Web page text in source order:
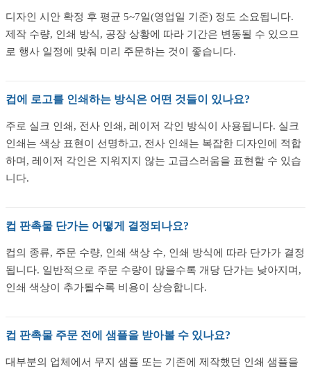
디자인 시안 확정 후 평균 5~7일(영업일 기준) 정도 소요됩니다.
제작 수량, 인쇄 방식, 공장 상황에 따라 기간은 변동될 수 있으므
로 행사 일정에 맞춰 미리 주문하는 것이 좋습니다.
컵에 로고를 인쇄하는 방식은 어떤 것들이 있나요?
주로 실크 인쇄, 전사 인쇄, 레이저 각인 방식이 사용됩니다. 실크
인쇄는 색상 표현이 선명하고, 전사 인쇄는 복잡한 디자인에 적합
하며, 레이저 각인은 지워지지 않는 고급스러움을 표현할 수 있습
니다.
컵 판촉물 단가는 어떻게 결정되나요?
컵의 종류, 주문 수량, 인쇄 색상 수, 인쇄 방식에 따라 단가가 결정
됩니다. 일반적으로 주문 수량이 많을수록 개당 단가는 낮아지며,
인쇄 색상이 추가될수록 비용이 상승합니다.
컵 판촉물 주문 전에 샘플을 받아볼 수 있나요?
대부분의 업체에서 무지 샘플 또는 기존에 제작했던 인쇄 샘플을